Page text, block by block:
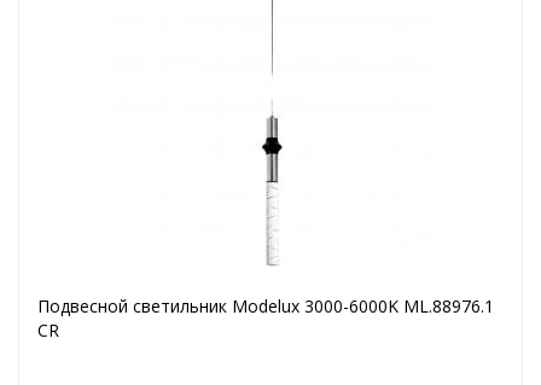
Подвесной светильник Modelux 3000-6000K ML.88976.1
CR